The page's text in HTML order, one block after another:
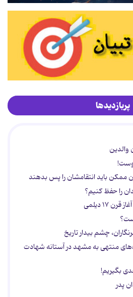
پربازدیدها
والدین
را حفظ کنیم؟
۱۷ دیلمی
چشم بیدار تاریخ
منتهی به مشهد در آستانه شهادت
بگیریم!
پدر